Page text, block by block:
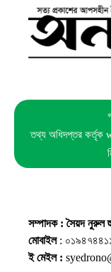
তথ্য অধিদপ্তর কর্তৃক
সম্পাদক : সৈয়দ নুরুল
মোবাইল:
ই মেইল :